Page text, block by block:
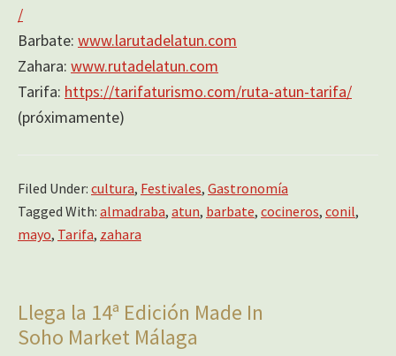
/
Barbate: www.larutadelatun.com
Zahara: www.rutadelatun.com
Tarifa: https://tarifaturismo.com/ruta-atun-tarifa/
(próximamente)
Filed Under: cultura, Festivales, Gastronomía
Tagged With: almadraba, atun, barbate, cocineros, conil,
mayo, Tarifa, zahara
Llega la 14ª Edición Made In
Soho Market Málaga